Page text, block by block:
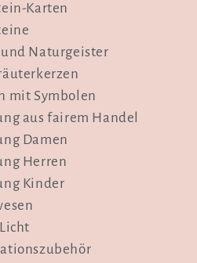
Karten
und Naturgeister
mit Symbolen
aus fairem Handel
Damen
Herren
Kinder